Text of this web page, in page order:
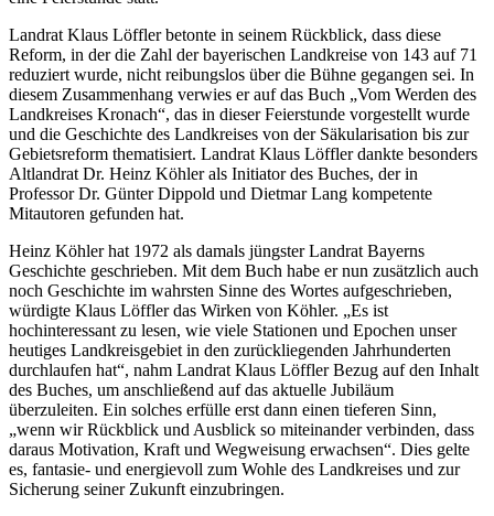
Landrat Klaus Löffler betonte in seinem Rückblick, dass diese
Reform, in der die Zahl der bayerischen Landkreise von 143 auf 71
reduziert wurde, nicht reibungslos über die Bühne gegangen sei. In
diesem Zusammenhang verwies er auf das Buch „Vom Werden des
Landkreises Kronach“, das in dieser Feierstunde vorgestellt wurde
und die Geschichte des Landkreises von der Säkularisation bis zur
Gebietsreform thematisiert. Landrat Klaus Löffler dankte besonders
Altlandrat Dr. Heinz Köhler als Initiator des Buches, der in
Professor Dr. Günter Dippold und Dietmar Lang kompetente
Mitautoren gefunden hat.
Heinz Köhler hat 1972 als damals jüngster Landrat Bayerns
Geschichte geschrieben. Mit dem Buch habe er nun zusätzlich auch
noch Geschichte im wahrsten Sinne des Wortes aufgeschrieben,
würdigte Klaus Löffler das Wirken von Köhler. „Es ist
hochinteressant zu lesen, wie viele Stationen und Epochen unser
heutiges Landkreisgebiet in den zurückliegenden Jahrhunderten
durchlaufen hat“, nahm Landrat Klaus Löffler Bezug auf den Inhalt
des Buches, um anschließend auf das aktuelle Jubiläum
überzuleiten. Ein solches erfülle erst dann einen tieferen Sinn,
„wenn wir Rückblick und Ausblick so miteinander verbinden, dass
daraus Motivation, Kraft und Wegweisung erwachsen“. Dies gelte
es, fantasie- und energievoll zum Wohle des Landkreises und zur
Sicherung seiner Zukunft einzubringen.